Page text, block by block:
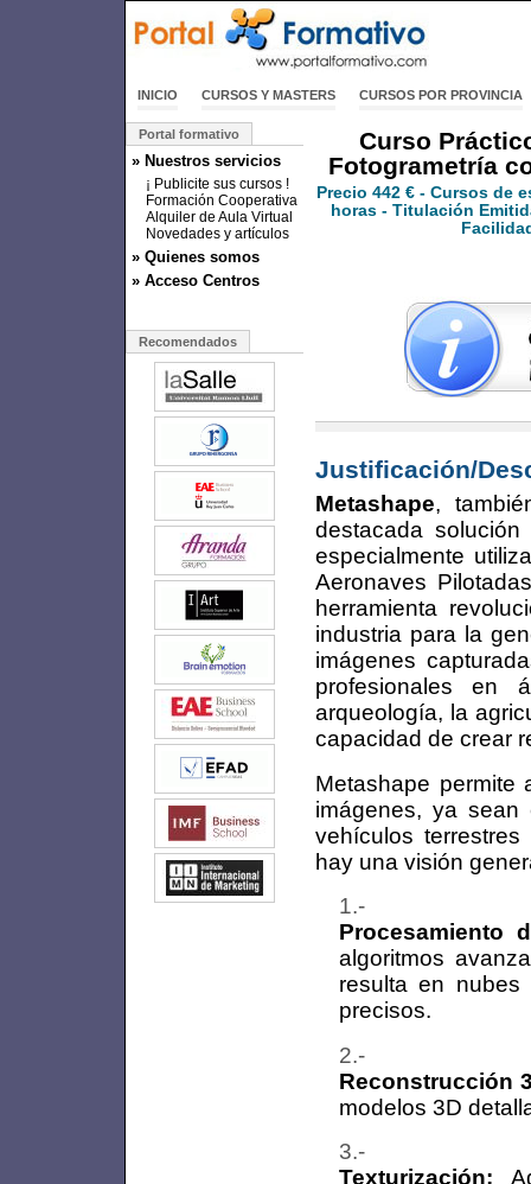
INICIO CURSOS Y MASTERS CURSOS POR PROVINCIA
Portal formativo
» Nuestros servicios
¡ Publicite sus cursos !
Formación Cooperativa
Alquiler de Aula Virtual
Novedades y artículos
» Quienes somos
» Acceso Centros
Recomendados
Curso
Fotogrametría
Precio 442 € - Cursos de
horas - Titulación
Justificación/
Metashape,
destacada
especialmente
Aeronaves
herramienta
industria para la
imágenes
profesionales en
arqueología, la
capacidad de crear
Metashape permite
imágenes, ya sean
vehículos
hay una visión
Procesamiento
algoritmos
resulta en nubes
precisos.
Reconstrucción
modelos 3D
Texturización: